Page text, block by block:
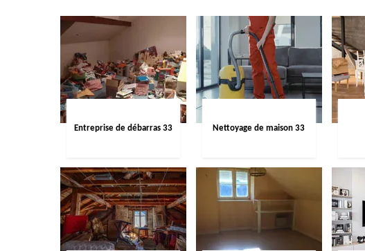
Entreprise de débarras 33 Nettoyage de maison 33